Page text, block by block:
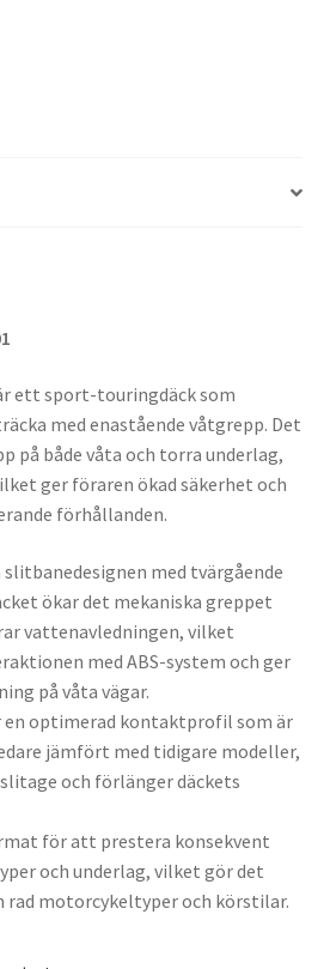
ett sport-touringdäck som
med enastående våtgrepp. Det
på både våta och torra underlag,
ger föraren ökad säkerhet och
förhållanden.
slitbanedesignen med tvärgående
ökar det mekaniska greppet
vattenavledningen, vilket
med ABS-system och ger
på våta vägar.
en optimerad kontaktprofil som är
jämfört med tidigare modeller,
och förlänger däckets
för att prestera konsekvent
och underlag, vilket gör det
motorcykeltyper och körstilar.